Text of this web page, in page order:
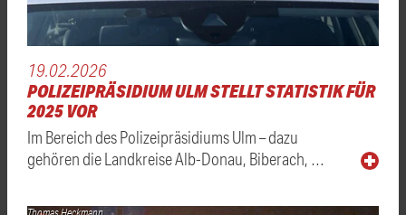
19.02.2026
POLIZEIPRÄSIDIUM ULM STELLT STATISTIK FÜR
2025 VOR
Im Bereich des Polizeipräsidiums Ulm – dazu
gehören die Landkreise Alb-Donau, Biberach, …